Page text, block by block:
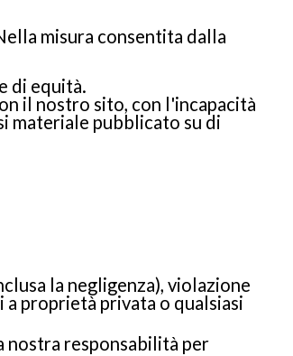
misura consentita dalla
di equità.
il nostro sito, con l'incapacità
materiale pubblicato su di
la negligenza), violazione
proprietà privata o qualsiasi
nostra responsabilità per